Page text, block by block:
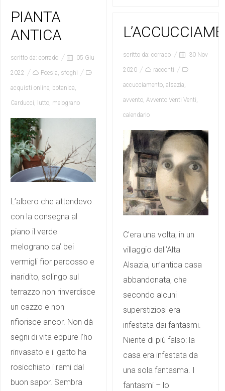
PIANTA
ANTICA
scritto da: corrado 05 Giu
2022 Poesia, sfoghi
acquisti online, botanica,
Carducci, lutto, melograno
L’albero che attendevo
con la consegna al
piano il verde
melograno da’ bei
vermigli fior percosso e
inaridito, solingo sul
terrazzo non rinverdisce
un cazzo e non
rifiorisce ancor. Non dà
segni di vita eppure l’ho
rinvasato e il gatto ha
rosicchiato i rami dal
buon sapor. Sembra
scritto da: corrado 30 Nov
2020 racconti
accucciamento, alsazia,
avvento, Avvento Venti Venti,
calendario
C’era una volta, in un
villaggio dell’Alta
Alsazia, un’antica casa
abbandonata, che
secondo alcuni
superstiziosi era
infestata dai fantasmi.
Niente di più falso: la
casa era infestata da
una sola fantasma. I
fantasmi – lo